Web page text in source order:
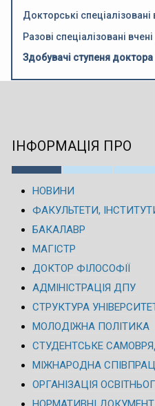
Докторські спеціалізовані
Разові спеціалізовані
Здобувачі ступеня доктора
ІНФОРМАЦІЯ ПРО
НОВИНИ
ФАКУЛЬТЕТИ,
БАКАЛАВР
МАГІСТР
ДОКТОР ФІЛОСОФІЇ
АДМІНІСТРАЦІЯ ДПУ
СТРУКТУРА
МОЛОДІЖНА ПОЛІТИКА
СТУДЕНТСЬКЕ
МІЖНАРОДНА
ОРГАНІЗАЦІЯ